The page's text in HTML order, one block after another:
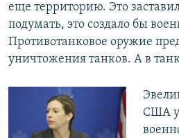
еще территорию. Это
подумать, это создало бы
Противотанковое оружие
уничтожения танков. А в
США